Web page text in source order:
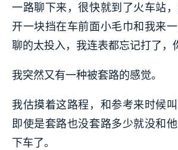
一路聊下来，很快就到了火车站
开一块挡在车前面小毛巾和我来
聊的太投入，我连表都忘记打了，
我突然又有一种被套路的感觉。
我估摸着这路程，和参考来时候叫
即使是套路也没套路多少就没和
下车了。